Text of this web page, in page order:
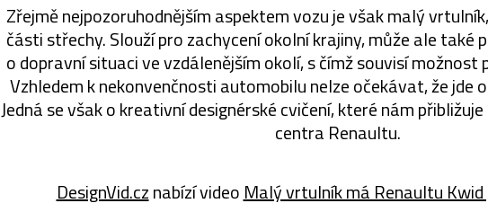
Zřejmě nejpozoruhodnějším aspektem vozu je však malý
části střechy. Slouží pro zachycení okolní krajiny, může ale
o dopravní situaci ve vzdálenějším okolí, s čímž souvisí možnost
Vzhledem k nekonvenčnosti automobilu nelze očekávat, že jde
Jedná se však o kreativní designérské cvičení, které nám
centra Renaultu.
DesignVid.cznabízí video Malý vrtulník má Renaultu